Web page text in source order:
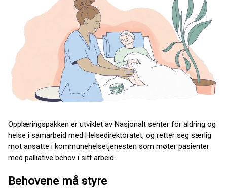
Opplæringspakken er utviklet av Nasjonalt senter for aldring og
helse i samarbeid med Helsedirektoratet, og retter seg særlig
mot ansatte i kommunehelsetjenesten som møter pasienter
med palliative behov i sitt arbeid.
Behovene må styre